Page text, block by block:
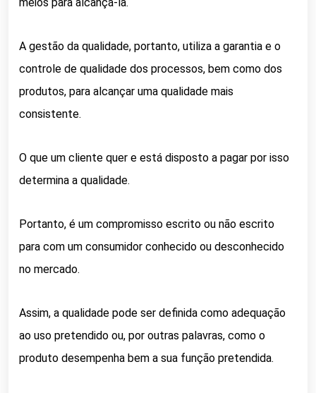
A gestão da qualidade, portanto, utiliza a garantia e o
controle de qualidade dos processos, bem como dos
produtos, para alcançar uma qualidade mais
consistente.
O que um cliente quer e está disposto a pagar por isso
determina a qualidade.
Portanto, é um compromisso escrito ou não escrito
para com um consumidor conhecido ou desconhecido
no mercado.
Assim, a qualidade pode ser definida como adequação
ao uso pretendido ou, por outras palavras, como o
produto desempenha bem a sua função pretendida.